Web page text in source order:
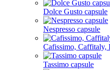
Dolce Gusto capsule
Nespresso capsule
Cafissimo, Caffitaly,
Tassimo capsule